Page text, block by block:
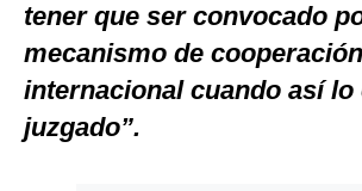
tener que ser convocado
mecanismo de
internacional cuando así lo
juzgado”.